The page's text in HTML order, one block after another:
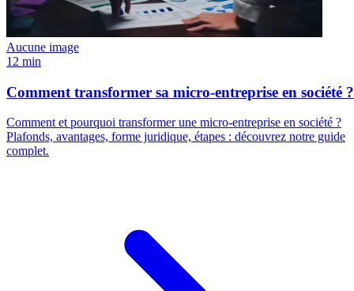
Aucune image
12 min
Comment transformer sa micro-entreprise en société ?
Comment et pourquoi transformer une micro-entreprise en société ?
Plafonds, avantages, forme juridique, étapes : découvrez notre guide
complet.